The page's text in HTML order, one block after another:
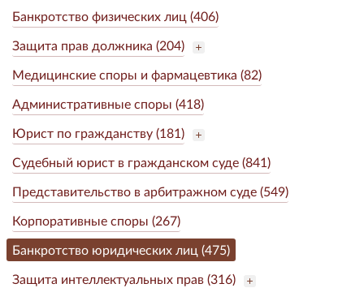
Банкротство физических лиц (406)
Защита прав должника (204)
Медицинские споры и фармацевтика (82)
Административные споры (418)
Юрист по гражданству (181)
Судебный юрист в гражданском суде (841)
Представительство в арбитражном суде (549)
Корпоративные споры (267)
Банкротство юридических лиц (475)
Защита интеллектуальных прав (316)